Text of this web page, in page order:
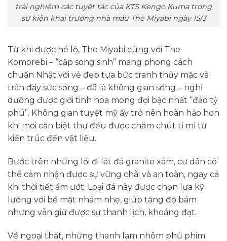
trải nghiệm các tuyệt tác của KTS Kengo Kuma trong
sự kiện khai trương nhà mẫu The Miyabi ngày 15/3
Từ khi được hé lộ, The Miyabi cùng với The
Komorebi – “cặp song sinh” mang phong cách
chuẩn Nhật với vẻ đẹp tựa bức tranh thủy mặc và
tràn đầy sức sống – đã là không gian sống – nghỉ
dưỡng được giới tinh hoa mong đợi bậc nhất “đảo tỷ
phú”. Không gian tuyệt mỹ ấy trở nên hoàn hảo hơn
khi mỗi căn biệt thự đều được chăm chút tỉ mỉ từ
kiến trúc đến vật liệu.
Bước trên những lối đi lát đá granite xám, cư dân có
thể cảm nhận được sự vững chãi và an toàn, ngay cả
khi thời tiết ẩm ướt. Loại đá này được chọn lựa kỹ
lưỡng với bề mặt nhám nhẹ, giúp tăng độ bám
nhưng vẫn giữ được sự thanh lịch, khoáng đạt.
Về ngoại thất, những thanh lam nhôm phủ phim